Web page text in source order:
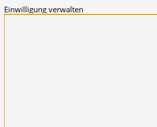
Einwilligung verwalten